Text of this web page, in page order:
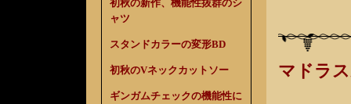
初秋の新作、機能性抜群のシ
ャツ
スタンドカラーの変形BD
初秋のVネックカットソー
ギンガムチェックの機能性に
マドラ